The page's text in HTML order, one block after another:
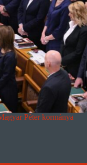
Péter kormánya